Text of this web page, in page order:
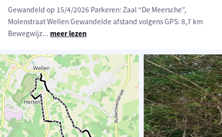
Gewandeld op 15/4/2026 Parkeren: Zaal “De Meersche”,
Molenstraat Wellen Gewandelde afstand volgens GPS: 8,7 km
Bewegwijz... meer lezen